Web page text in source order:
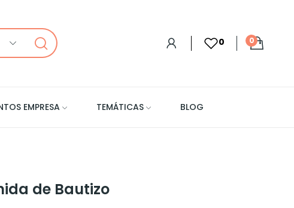
0 0
EMPRESA TEMÁTICAS BLOG
de Bautizo